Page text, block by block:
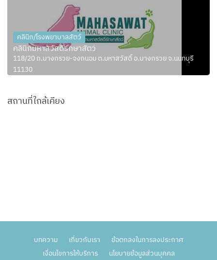
คลินิก/โรงพยาบาลสัตว์
คลินิกมหาสวัสดิ์รักษาสัตว์
118/20 ถ.บางกรวย-จงถนอม ต.มหาสวัสดิ์ อ.บางกรวย จ.นนทบุรี
11130
สถานที่ใกล้เคียง
บทความ เกี่ยวกับเรา
ข้อตกลงในการลงประกาศ
เงื่อนไขการให้บริการ
นโยบายข้อมูลส่วนบุคคล